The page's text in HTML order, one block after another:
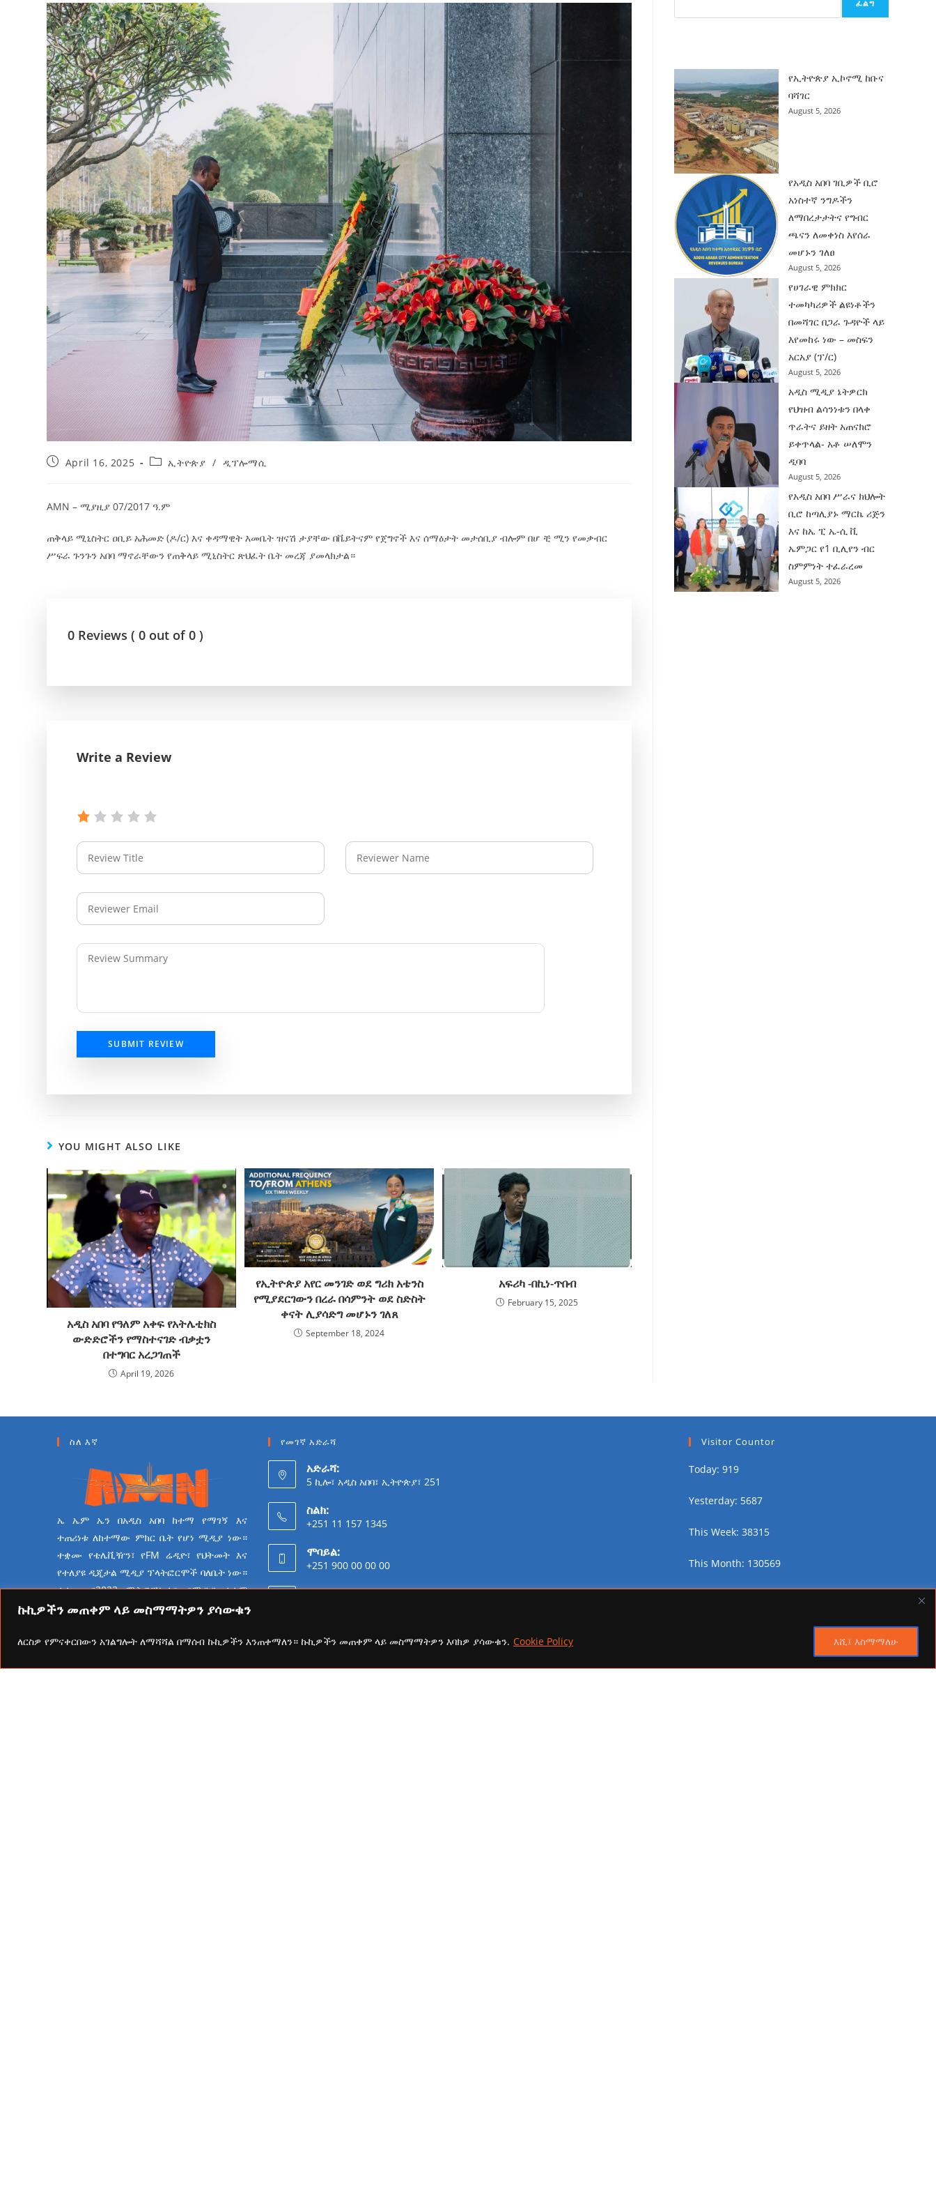
ኩኪዎችን መጠቀም ላይ መስማማትዎን ያሳውቁን
ለርስዎ የምናቀርበውን አገልግሎት ለማሻሻል በማሰብ ኩኪዎችን እንጠቀማለን። ኩኪዎችን መጠቀም ላይ መስማማትዎን እባክዎ ያሳውቁን. Cookie Policy እሺ፤ እስማማለሁ
የኢትዮጵያ ኢኮኖሚ ከቡና ባሻገር
August 5, 2026
የቤኒን የዲጂታል ትራንስፎርሜሽን እና ኢኖቬሽን
ሚኒስትር ማሁና አክፕሎጋን የኢፌዴሪ መሶብ
አገልግሎትን ጎበኙ
2ኛው የአዲስ ሚዲያ ኔትዎርክ አመራሮች እና
ሠራተኞች ስፖርት ፌስቲቫል በቴሌቪዥን ዘርፍ
አሸናፊነት ተጠናቀቀ
August 1, 2026
ተቃውሞ የበዛበት የፊፋ አዲሱ እቅድ
July 30, 2026
አዲስ ሚዲያ ኔትዎርክ በይዘት ስራዎቹ የሀሰት
ትርክትን በማረም እና የወል ትርክትን በመገንባት
ሃላፊነቱን እየተወጣ ይገኛል
AmnAdmin October 17, 2025
April 16, 2025 ኢትዮጵያ / ዲፕሎማሲ
AMN – ሚያዚያ 07/2017 ዓ.ም
ጠቅላይ ሚኒስትር ዐቢይ አሕመድ (ዶ/ር) እና ቀዳማዊት እመቤት ዝናሽ ታያቸው በቬይትናም የጀግኖች እና ሰማዕታት መታሰቢያ ብሎም በሆ ቺ ሚን የመቃብር
ሥፍራ ጉንጉን አበባ ማኖራቸውን የጠቅላይ ሚኒስትር ጽህፈት ቤት መረጃ ያመላክታል።
0 Reviews ( 0 out of 0 )
Write a Review
SUBMIT REVIEW
YOU MIGHT ALSO LIKE
አዲስ አበባ የዓለም አቀፍ የአትሌቲክስ
ውድድሮችን የማስተናገድ ብቃቷን
በተግባር አረጋገጠች
April 19, 2026
የኢትዮጵያ አየር መንገድ ወደ ግሪክ አቴንስ
የሚያደርገውን በረራ በሳምንት ወደ ስድስት
ቀናት ሊያሳድግ መሆኑን ገለጸ
September 18, 2024
አፍሪካ -በኪነ-ጥበብ
February 15, 2025
ፈልግ
የኢትዮጵያ ኢኮኖሚ ከቡና
ባሻገር
August 5, 2026
የአዲስ አበባ ገቢዎች ቢሮ
አነስተኛ ንግዶችን
ለማበረታታትና የግብር
ጫናን ለመቀነስ እየሰራ
መሆኑን ገለፀ
August 5, 2026
የሀገራዊ ምክክር
ተመካካሪዎች ልዩነቶችን
በመሻገር በጋራ ጉዳዮች ላይ
እየመከሩ ነው – መስፍን
አርአያ (ፕ/ር)
August 5, 2026
አዲስ ሚዲያ ኔትዎርክ
የህዝብ ልሳንነቱን በላቀ
ጥራትና ይዘት አጠናክሮ
ይቀጥላል- አቶ ሠለሞን
ዲባባ
August 5, 2026
የአዲስ አበባ ሥራና ክህሎት
ቢሮ ከጣሊያኑ ማርኬ ሪጅን
እና ከኤ ፒ ኤ-ሲ ቪ
ኤምጋር የ1 ቢሊየን ብር
ስምምነት ተፈራረመ
August 5, 2026
ስለ እኛ
ኤ ኤም ኤን በአዲስ አበባ ከተማ የማገኝ እና
ተጠሪነቱ ለከተማው ምክር ቤት የሆነ ሚዲያ ነው።
ተቋሙ የቴሌቪዥን፣ የFM ሬዲዮ፣ የህትመት እና
የተለያዩ ዲጂታል ሚዲያ ፕላትፎርሞች ባለቤት ነው።
ተቋሙ በ2023 ሜትሮፖሊታን የሚዲያ ተቋም
የመሆን ራዕይ ሰንቆ የይዘት
የመገኛ አድራሻ
አድራሻ:
5 ኪሎ፣ አዲስ አበባ፣ ኢትዮጵያ፣ 251
ስልክ:
+251 11 157 1345
ሞባይል:
+251 900 00 00 00
ፋክስ:
ኢሜይል:
addisaammaa@gmail.com
Visitor Countor
Today: 919
Yesterday: 5687
This Week: 38315
This Month: 130569